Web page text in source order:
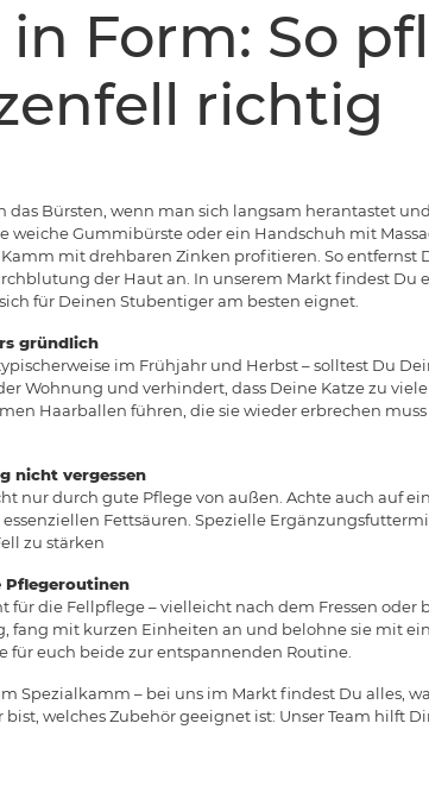
in Form: So
richtig
das Bürsten, wenn man sich langsam herantastet
weiche Gummibürste oder ein Handschuh mit
mit drehbaren Zinken profitieren. So entfernst
der Haut an. In unserem Markt findest Du
für Deinen Stubentiger am besten eignet.
gründlich
im Frühjahr und Herbst – solltest Du
Wohnung und verhindert, dass Deine Katze zu
Haarballen führen, die sie wieder erbrechen
nicht vergessen
nur durch gute Pflege von außen. Achte auch auf
Fettsäuren. Spezielle
zu stärken
Pflegeroutinen
die Fellpflege – vielleicht nach dem Fressen oder
fang mit kurzen Einheiten an und belohne sie mit
für euch beide zur entspannenden Routine.
Spezialkamm – bei uns im Markt findest Du alles,
welches Zubehör geeignet ist: Unser Team hilft